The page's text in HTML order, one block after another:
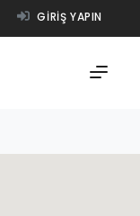
GIRIŞ YAPIN